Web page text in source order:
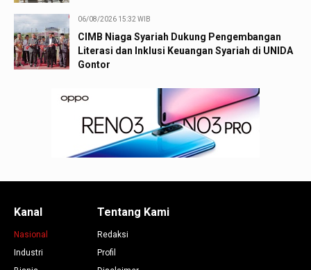
06/08/2026 15:32 WIB
CIMB Niaga Syariah Dukung Pengembangan
Literasi dan Inklusi Keuangan Syariah di UNIDA
Gontor
Kanal
Nasional
Industri
Tentang Kami
Redaksi
Profil